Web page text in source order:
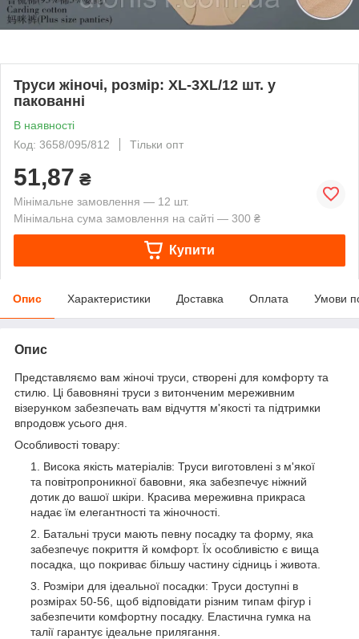
Труси жіночі, розмір: XL-3XL/12 шт. у
пакованні
В наявності
Код: 3658/095/812
Тільки опт
51,87 ₴
Мінімальне замовлення — 12 шт.
Мінімальна сума замовлення на сайті — 300 ₴
Купити
Опис Характеристики Доставка Оплата Умови
Опис
Представляємо вам жіночі труси, створені для комфорту та
стилю. Ці бавовняні труси з витонченим мереживним
візерунком забезпечать вам відчуття м'якості та підтримки
впродовж усього дня.
Особливості товару:
Висока якість матеріалів: Труси виготовлені з м'якої
та повітропроникної бавовни, яка забезпечує ніжний
дотик до вашої шкіри. Красива мереживна прикраса
надає їм елегантності та жіночності.
Батальні труси мають певну посадку та форму, яка
забезпечує покриття й комфорт. Їх особливістю є вища
посадка, що покриває більшу частину сідниць і живота.
Розміри для ідеальної посадки: Труси доступні в
розмірах 50-56, щоб відповідати різним типам фігур і
забезпечити комфортну посадку. Еластична гумка на
талії гарантує ідеальне прилягання.